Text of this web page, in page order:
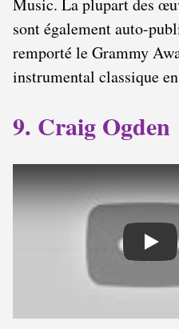
sont également auto-
remporté le Grammy
instrumental classique
9. Craig Ogden
Play